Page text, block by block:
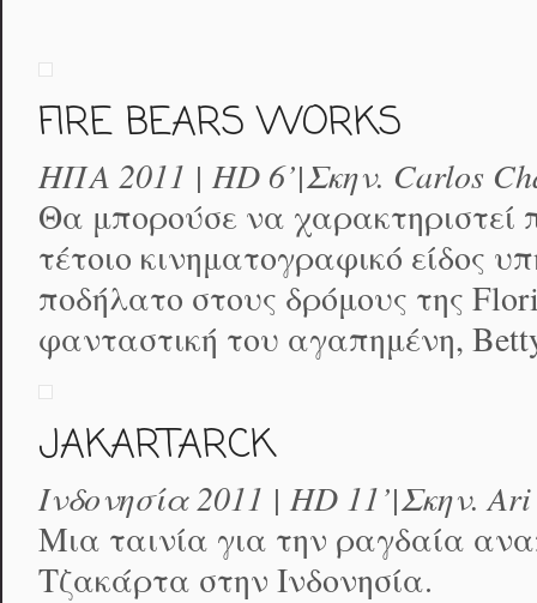
FIRE BEARS WORKS
ΗΠΑ 2011 | HD 6’|Σκην. Carlos
Θα μπορούσε να χαρακτηριστεί
τέτοιο κινηματογραφικό είδος
ποδήλατο στους δρόμους της
φανταστική του αγαπημένη,
JAKARTARCK
Ινδονησία 2011 | HD 11’|Σκην.
Μια ταινία για την ραγδαία
Τζακάρτα στην Ινδονησία.